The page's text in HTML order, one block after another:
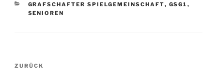
KATEGORIEN
GRAFSCHAFTER SPIELGEMEINSCHAFT, GSG1 ,
SENIOREN
Beitragsnavigation
Vorheriger
ZURÜCK